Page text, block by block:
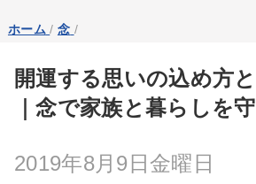
ホーム / 念 /
開運する思いの込め方
｜念で家族と暮らしを
2019年8月9日金曜日